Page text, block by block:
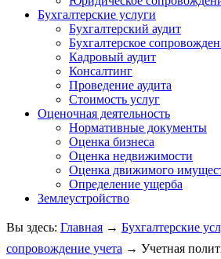
Бухгалтерские услуги
Бухгалтерский аудит
Бухгалтерское
Кадровый аудит
Консалтинг
Проведение аудита
Стоимость услуг
Оценочная деятельность
Нормативные документы
Оценка бизнеса
Оценка недвижимости
Оценка движимого
Определение ущерба
Землеустройство
Вы здесь: Главная → Бухгалтерские
сопровождение учета → Учетная